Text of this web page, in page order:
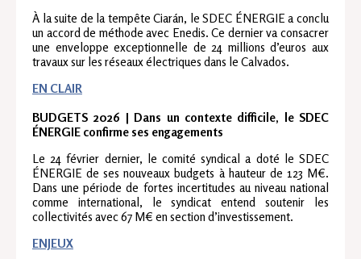
À la suite de la tempête Ciarán, le SDEC ÉNERGIE a conclu
un accord de méthode avec Enedis. Ce dernier va consacrer
une enveloppe exceptionnelle de 24 millions d’euros aux
travaux sur les réseaux électriques dans le Calvados.
EN CLAIR
BUDGETS 2026 | Dans un contexte difficile, le SDEC
ÉNERGIE confirme ses engagements
Le 24 février dernier, le comité syndical a doté le SDEC
ÉNERGIE de ses nouveaux budgets à hauteur de 123 M€.
Dans une période de fortes incertitudes au niveau national
comme international, le syndicat entend soutenir les
collectivités avec 67 M€ en section d’investissement.
ENJEUX